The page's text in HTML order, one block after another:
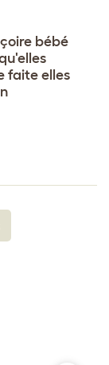
bébé
faite elles